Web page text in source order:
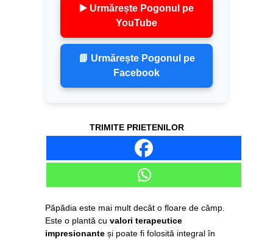
▶️ Urmărește Pogonul pe
YouTube
📘 Urmărește Pogonul pe
Facebook
TRIMITE PRIETENILOR
Păpădia este mai mult decât o floare de câmp.
Este o plantă cu valori terapeutice
impresionante și poate fi folosită integral în